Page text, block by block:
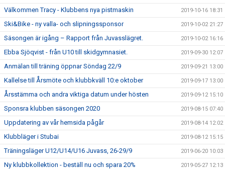
Välkommen Tracy - Klubbens nya pistmaskin 2019-10-16 18:31
Ski&Bike - ny valla- och slipningssponsor 2019-10-02 21:27
Säsongen är igång – Rapport från Juvasslägret. 2019-10-02 16:16
Ebba Sjöqvist - från U10 till skidgymnasiet. 2019-09-30 12:07
Anmälan till träning öppnar Söndag 22/9 2019-09-21 13:00
Kallelse till Årsmöte och klubbkväll 10:e oktober 2019-09-17 13:00
Årsstämma och andra viktiga datum under hösten 2019-09-12 15:10
Sponsra klubben säsongen 2020 2019-08-15 07:40
Uppdatering av vår hemsida pågår 2019-08-14 12:02
Klubbläger i Stubai 2019-08-12 15:15
Träningsläger U12/U14/U16 Juvass, 26-29/9 2019-06-20 10:03
Ny klubbkollektion - beställ nu och spara 20% 2019-05-27 12:13